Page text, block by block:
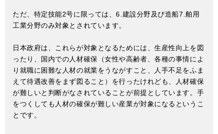
ただ、特定技能2号に限っては、6.建設分野及び造船7.舶用
工業分野のみ対象とされています。
日本政府は、これらが対象となるためには、生産性向上を図
ったり、国内での人材確保（女性や高齢者、各種の事情によ
り就職に困難な人材の就業をうながすこと、人手不足をふま
えて待遇改善をまず図ること）を行ったけれども、人材確保
が難しいと判断がなされていることが前提としています。手
をつくしても人材の確保が難しい産業が対象になるというこ
とです。